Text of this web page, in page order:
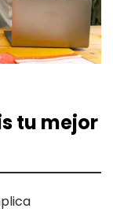
tu mejor